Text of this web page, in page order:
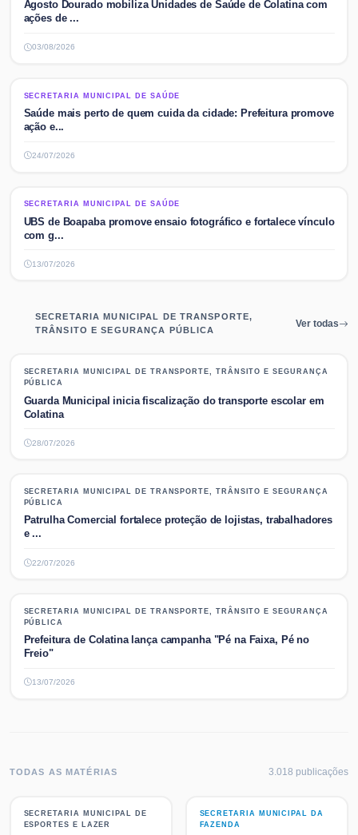
Agosto Dourado mobiliza Unidades de Saúde de Colatina com
ações de ...
03/08/2026
SECRETARIA MUNICIPAL DE SAÚDE
SECRETARIA MUNICIPAL DE SAÚDE
Saúde mais perto de quem cuida da cidade: Prefeitura promove
ação e...
24/07/2026
SECRETARIA MUNICIPAL DE SAÚDE
SECRETARIA MUNICIPAL DE SAÚDE
UBS de Boapaba promove ensaio fotográfico e fortalece vínculo
com g...
13/07/2026
SECRETARIA MUNICIPAL DE TRANSPORTE,
TRÂNSITO E SEGURANÇA PÚBLICA
Ver todas
SECRETARIA MUNICIPAL DE TRANSPORTE, TRÂNSITO E SEGURANÇA
PÚBLICA
SECRETARIA MUNICIPAL DE TRANSPORTE, TRÂNSITO E SEGURANÇA
PÚBLICA
Guarda Municipal inicia fiscalização do transporte escolar em
Colatina
28/07/2026
SECRETARIA MUNICIPAL DE TRANSPORTE, TRÂNSITO E SEGURANÇA
PÚBLICA
SECRETARIA MUNICIPAL DE TRANSPORTE, TRÂNSITO E SEGURANÇA
PÚBLICA
Patrulha Comercial fortalece proteção de lojistas, trabalhadores
e ...
22/07/2026
SECRETARIA MUNICIPAL DE TRANSPORTE, TRÂNSITO E SEGURANÇA
PÚBLICA
SECRETARIA MUNICIPAL DE TRANSPORTE, TRÂNSITO E SEGURANÇA
PÚBLICA
Prefeitura de Colatina lança campanha "Pé na Faixa, Pé no
Freio"
13/07/2026
TODAS AS MATÉRIAS 3.018 publicações
SECRETARIA MUNICIPAL DE
ESPORTES E LAZER
SECRETARIA MUNICIPAL DE
ESPORTES E LAZER
SECRETARIA MUNICIPAL DA
FAZENDA
SECRETARIA MUNICIPAL DA
FAZENDA